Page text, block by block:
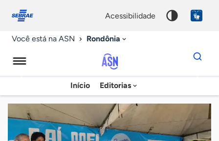
conosco
acessibilidade
Você está na ASN Rondônia
Agência
Sebrae
de
Notícias
Início Editorias
Dados
para
chave